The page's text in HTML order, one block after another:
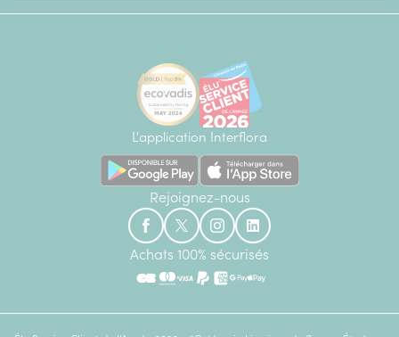
L'application Interflora
Rejoignez-nous
Achats 100% sécurisés